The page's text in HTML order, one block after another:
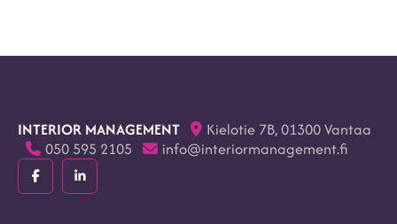
INTERIOR MANAGEMENT
Kielotie 7B, 01300 Vantaa
050 595 2105
info@interiormanagement.fi
FacebookLinkedIn